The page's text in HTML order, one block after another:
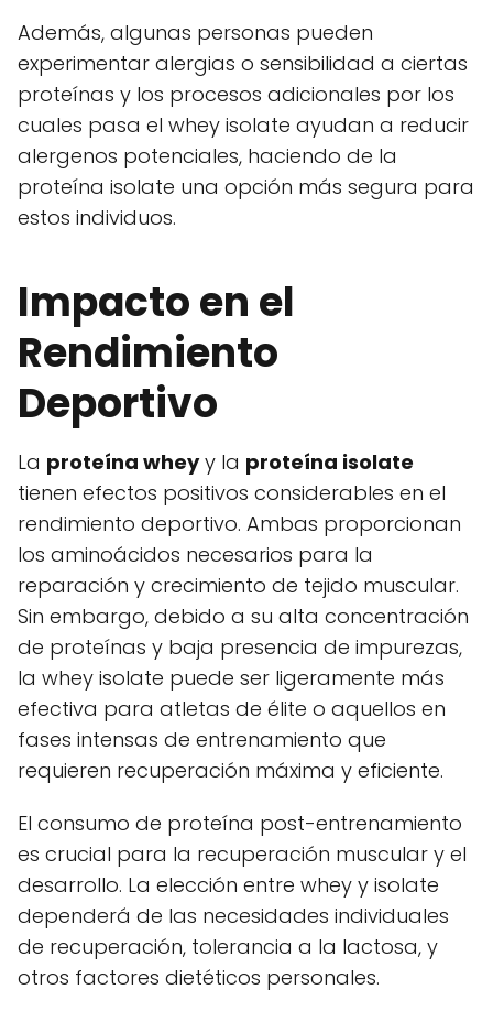
Además, algunas personas pueden
experimentar alergias o sensibilidad a ciertas
proteínas y los procesos adicionales por los
cuales pasa el whey isolate ayudan a reducir
alergenos potenciales, haciendo de la
proteína isolate una opción más segura para
estos individuos.
Impacto en el
Rendimiento
Deportivo
La proteína wheyy la proteína isolate
tienen efectos positivos considerables en el
rendimiento deportivo. Ambas proporcionan
los aminoácidos necesarios para la
reparación y crecimiento de tejido muscular.
Sin embargo, debido a su alta concentración
de proteínas y baja presencia de impurezas,
la whey isolate puede ser ligeramente más
efectiva para atletas de élite o aquellos en
fases intensas de entrenamiento que
requieren recuperación máxima y eficiente.
El consumo de proteína post-entrenamiento
es crucial para la recuperación muscular y el
desarrollo. La elección entre whey y isolate
dependerá de las necesidades individuales
de recuperación, tolerancia a la lactosa, y
otros factores dietéticos personales.